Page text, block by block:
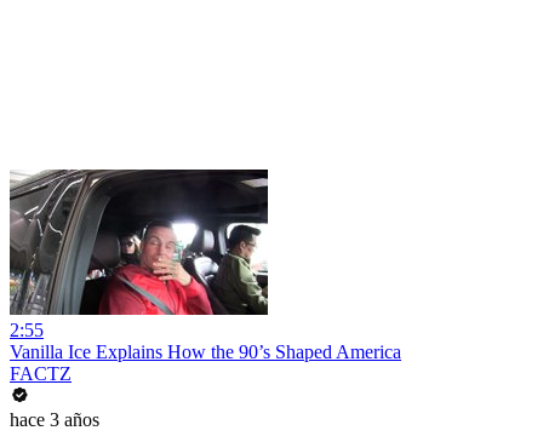
2:55
Vanilla Ice Explains How the 90’s Shaped America
FACTZ
hace 3 años